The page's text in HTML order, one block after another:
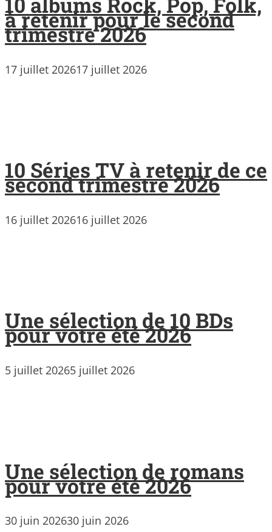
à retenir pour le second
trimestre 2026
17 juillet 202617 juillet 2026
10 Séries TV à retenir de ce
second trimestre 2026
16 juillet 202616 juillet 2026
Une sélection de 10 BDs
pour votre été 2026
5 juillet 20265 juillet 2026
Une sélection de romans
pour votre été 2026
30 juin 202630 juin 2026